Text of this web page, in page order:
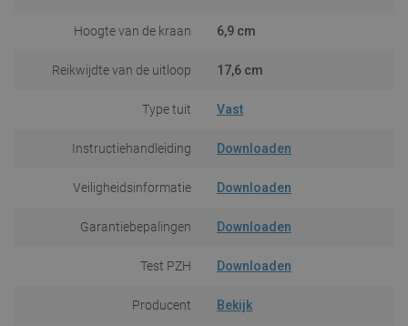
Hoogte van de kraan 6,9 cm
Reikwijdte van de uitloop 17,6 cm
Type tuit Vast
Instructiehandleiding Downloaden
Veiligheidsinformatie Downloaden
Garantiebepalingen Downloaden
Test PZH Downloaden
Producent Bekijk